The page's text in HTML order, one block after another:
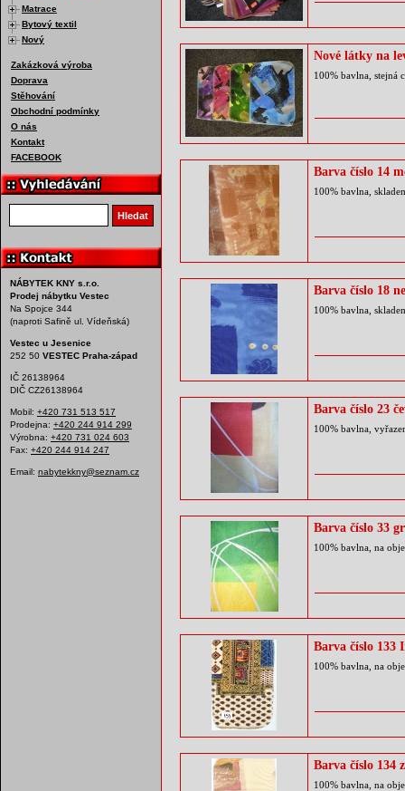
Matrace
Bytový textil
Nový
Zakázková výroba
Doprava
Stěhování
Obchodní podmínky
O nás
Kontakt
FACEBOOK
Hledat
NÁBYTEK KNY s.r.o.
Prodej nábytku Vestec
Na Spojce 344
(naproti Safině ul. Vídeňská)
Vestec u Jesenice
252 50 VESTEC Praha-západ
IČ 26138964
DIČ CZ26138964
Mobil: +420 731 513 517
Prodejna: +420 244 914 299
Výrobna: +420 731 024 603
Fax: +420 244 914 247
Email: nabytekkny@seznam.cz
Nové látky na
100% bavlna, stejná
Barva číslo 14
100% bavlna,
Barva číslo 18
100% bavlna,
Barva číslo 23
100% bavlna,
Barva číslo 33
100% bavlna, na
Barva číslo 133
100% bavlna, na
Barva číslo 134
100% bavlna, na